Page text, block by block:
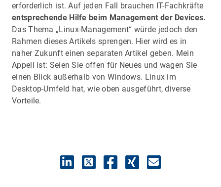
erforderlich ist. Auf jeden Fall brauchen IT-Fachkräfte
entsprechende Hilfe beim Management der Devices.
Das Thema „Linux-Management“ würde jedoch den
Rahmen dieses Artikels sprengen. Hier wird es in
naher Zukunft einen separaten Artikel geben. Mein
Appell ist: Seien Sie offen für Neues und wagen Sie
einen Blick außerhalb von Windows. Linux im
Desktop-Umfeld hat, wie oben ausgeführt, diverse
Vorteile.